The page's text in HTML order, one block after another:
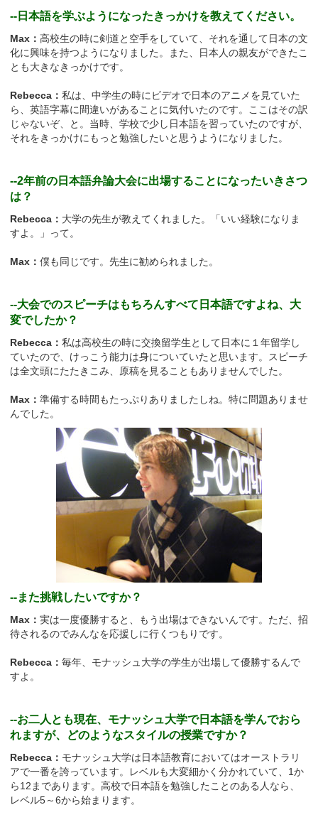
--日本語を学ぶようになったきっかけを教えてください。
Max： 高校生の時に剣道と空手をしていて、それを通して日本の文
化に興味を持つようになりました。また、日本人の親友ができたこ
とも大きなきっかけです。
Rebecca： 私は、中学生の時にビデオで日本のアニメを見ていた
ら、英語字幕に間違いがあることに気付いたのです。ここはその訳
じゃないぞ、と。当時、学校で少し日本語を習っていたのですが、
それをきっかけにもっと勉強したいと思うようになりました。
--2年前の日本語弁論大会に出場することになったいきさつ
は？
Rebecca： 大学の先生が教えてくれました。「いい経験になりま
すよ。」って。
Max： 僕も同じです。先生に勧められました。
--大会でのスピーチはもちろんすべて日本語ですよね、大
変でしたか？
Rebecca： 私は高校生の時に交換留学生として日本に１年留学し
ていたので、けっこう能力は身についていたと思います。スピーチ
は全文頭にたたきこみ、原稿を見ることもありませんでした。
Max： 準備する時間もたっぷりありましたしね。特に問題ありませ
んでした。
--また挑戦したいですか？
Max： 実は一度優勝すると、もう出場はできないんです。ただ、招
待されるのでみんなを応援しに行くつもりです。
Rebecca： 毎年、モナッシュ大学の学生が出場して優勝するんで
すよ。
--お二人とも現在、モナッシュ大学で日本語を学んでおら
れますが、どのようなスタイルの授業ですか？
Rebecca： モナッシュ大学は日本語教育においてはオーストラリ
アで一番を誇っています。レベルも大変細かく分かれていて、1か
ら12まであります。高校で日本語を勉強したことのある人なら、
レベル5～6から始まります。